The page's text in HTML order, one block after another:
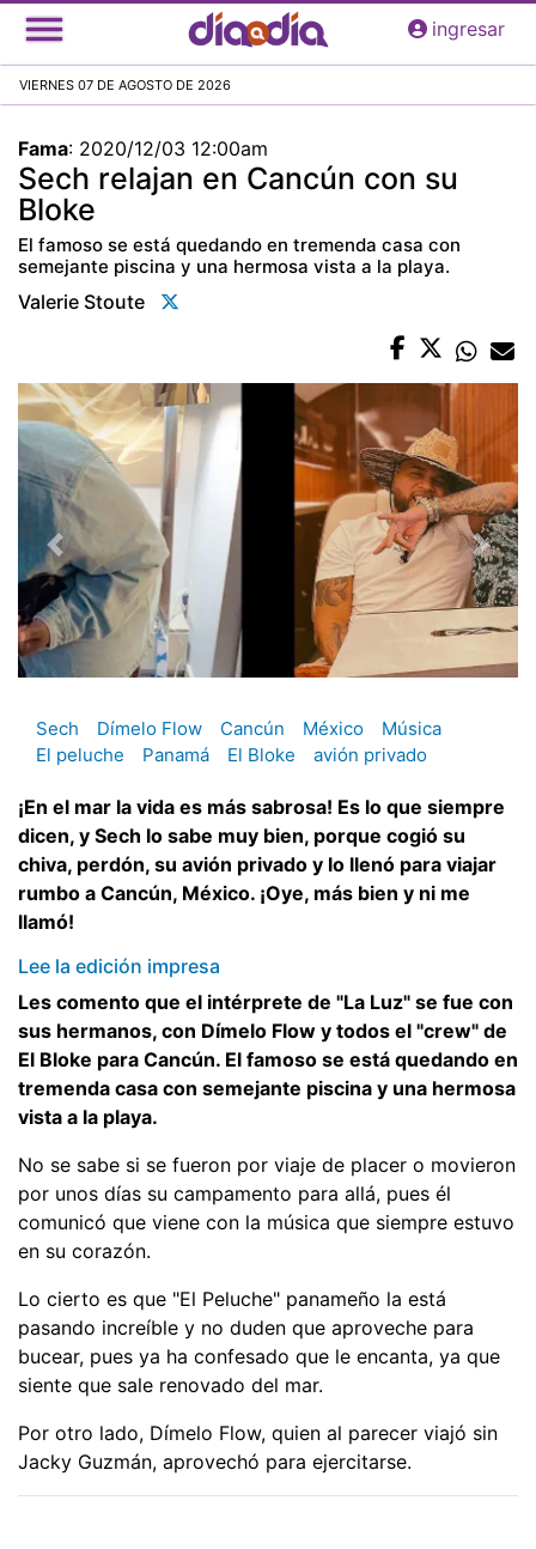
Pasar
al
principal
ingresar
VIERNES 07 DE AGOSTO DE 2026
Fama: 2020/12/03 12:00am
Sech relajan en Cancún con su
Bloke
El famoso se está quedando en tremenda casa con
semejante piscina y una hermosa vista a la playa.
Valerie Stoute
Sech Dímelo Flow Cancún México
Música
El peluche
Panamá El Bloke avión privado
¡En el mar la vida es más sabrosa! Es lo que siempre
dicen, y Sech lo sabe muy bien, porque cogió su
chiva, perdón, su avión privado y lo llenó para viajar
rumbo a Cancún, México. ¡Oye, más bien y ni me
llamó!
Lee la edición impresa
Les comento que el intérprete de "La Luz" se fue con
sus hermanos, con Dímelo Flow y todos el "crew" de
El Bloke para Cancún. El famoso se está quedando en
tremenda casa con semejante piscina y una hermosa
vista a la playa.
No se sabe si se fueron por viaje de placer o movieron
por unos días su campamento para allá, pues él
comunicó que viene con la música que siempre estuvo
en su corazón.
Lo cierto es que "El Peluche" panameño la está
pasando increíble y no duden que aproveche para
bucear, pues ya ha confesado que le encanta, ya que
siente que sale renovado del mar.
Por otro lado, Dímelo Flow, quien al parecer viajó sin
Jacky Guzmán, aprovechó para ejercitarse.